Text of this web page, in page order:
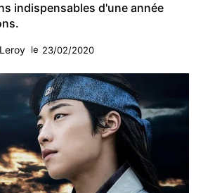
indispensables d'une année
le 23/02/2020